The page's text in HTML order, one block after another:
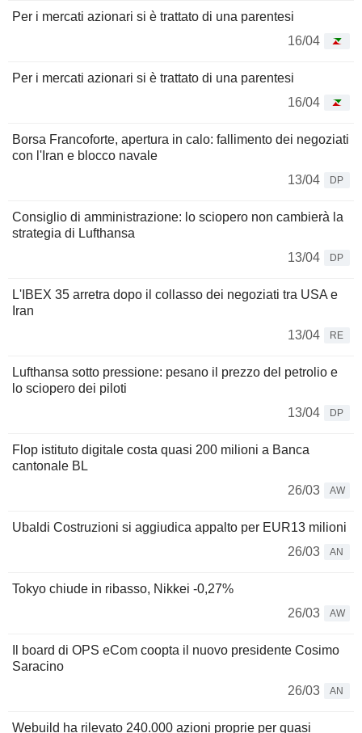
Per i mercati azionari si è trattato di una parentesi
16/04
Per i mercati azionari si è trattato di una parentesi
16/04
Borsa Francoforte, apertura in calo: fallimento dei negoziati
con l'Iran e blocco navale
13/04
DP
Consiglio di amministrazione: lo sciopero non cambierà la
strategia di Lufthansa
13/04
DP
L'IBEX 35 arretra dopo il collasso dei negoziati tra USA e
Iran
13/04
RE
Lufthansa sotto pressione: pesano il prezzo del petrolio e
lo sciopero dei piloti
13/04
DP
Flop istituto digitale costa quasi 200 milioni a Banca
cantonale BL
26/03
AW
Ubaldi Costruzioni si aggiudica appalto per EUR13 milioni
26/03
AN
Tokyo chiude in ribasso, Nikkei -0,27%
26/03
AW
Il board di OPS eCom coopta il nuovo presidente Cosimo
Saracino
26/03
AN
Webuild ha rilevato 240.000 azioni proprie per quasi